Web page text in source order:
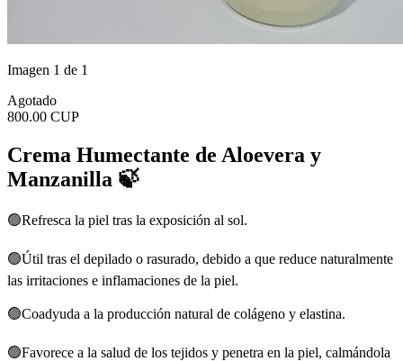
Imagen 1 de 1
Agotado
800.00 CUP
Crema Humectante de Aloevera y
Manzanilla 🍃
🟢Refresca la piel tras la exposición al sol.
🟢Útil tras el depilado o rasurado, debido a que reduce naturalmente
las irritaciones e inflamaciones de la piel.
🟢Coadyuda a la producción natural de colágeno y elastina.
🟢Favorece a la salud de los tejidos y penetra en la piel, calmándola